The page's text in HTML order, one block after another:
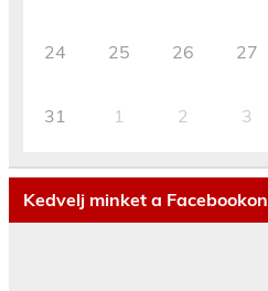
24 25 26 27
31 1 2 3
Kedvelj minket a Facebookon